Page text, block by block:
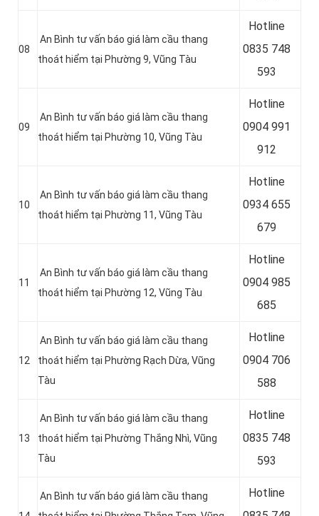
08
An Bình tư vấn báo giá làm cầu thang
thoát hiểm tại Phường 9, Vũng Tàu
Hotline
0835 748
593
09
An Bình tư vấn báo giá làm cầu thang
thoát hiểm tại Phường 10, Vũng Tàu
Hotline
0904 991
912
10
An Bình tư vấn báo giá làm cầu thang
thoát hiểm tại Phường 11, Vũng Tàu
Hotline
0934 655
679
11
An Bình tư vấn báo giá làm cầu thang
thoát hiểm tại Phường 12, Vũng Tàu
Hotline
0904 985
685
12
An Bình tư vấn báo giá làm cầu thang
thoát hiểm tại Phường Rạch Dừa, Vũng
Tàu
Hotline
0904 706
588
13
An Bình tư vấn báo giá làm cầu thang
thoát hiểm tại Phường Thắng Nhì, Vũng
Tàu
Hotline
0835 748
593
An Bình tư vấn báo giá làm cầu thang
Hotline